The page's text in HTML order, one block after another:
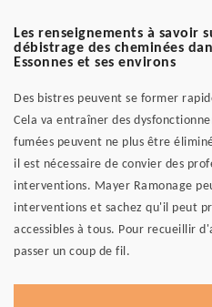
Les renseignements à savoir
débistrage des cheminées
Essonnes et ses environs
Des bistres peuvent se former
Cela va entraîner des
fumées peuvent ne plus être
il est nécessaire de convier des
interventions. Mayer Ramonage
interventions et sachez qu'il peut
accessibles à tous. Pour recueillir
passer un coup de fil.